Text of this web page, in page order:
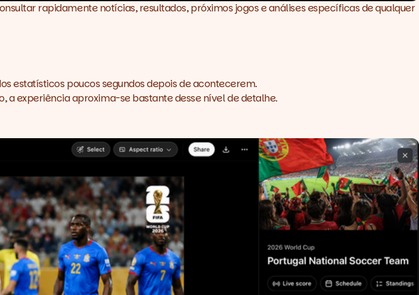
rapidamente notícias, resultados, próximos jogos e análises específicas de qualquer
estatísticos poucos segundos depois de acontecerem.
a experiência aproxima-se bastante desse nível de detalhe.